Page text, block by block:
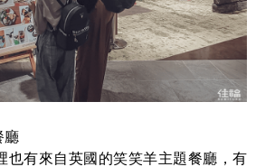
廳
也有來自英國的笑笑羊主題餐廳，有